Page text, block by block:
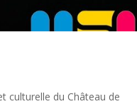
culturelle du Château de